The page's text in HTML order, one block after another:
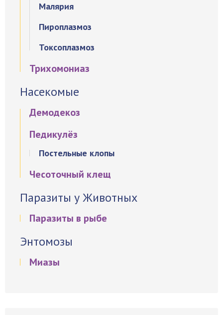
Малярия
Пироплазмоз
Токсоплазмоз
Трихомониаз
Насекомые
Демодекоз
Педикулёз
Постельные клопы
Чесоточный клещ
Паразиты у Животных
Паразиты в рыбе
Энтомозы
Миазы